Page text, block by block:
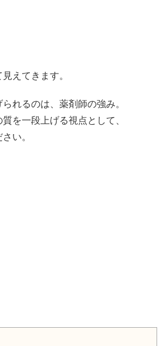
えてきます。
れるのは、薬剤師の強み。
を一段上げる視点として、
い。